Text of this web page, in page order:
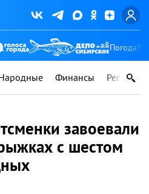
Погода
Финансы Регионы
завоевали
с шестом